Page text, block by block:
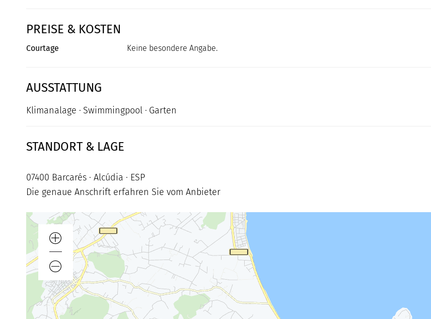
PREISE & KOSTEN
Courtage Keine besondere Angabe.
AUSSTATTUNG
Klimanalage Swimmingpool Garten
STANDORT & LAGE
07400 Barcarés · Alcúdia · ESP
Die genaue Anschrift erfahren Sie vom Anbieter